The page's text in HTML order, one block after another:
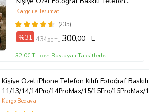
Kılıfı
(235)
Kargo ile Teslimat
%31 434,80 TL 300,00 TL
32,00 TL'den Başlayan Taksitlerle
Kişiye Özel iPhone Telefon Kılıfı Fotoğraf Baskılı
11/13/14/14Pro/14ProMax/15/15Pro/
Kargo Bedava